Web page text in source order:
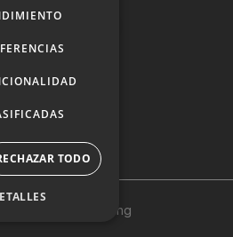
2024 HostelVending
TODO